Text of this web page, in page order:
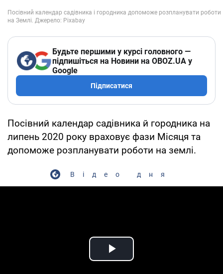
Будьте першими у курсі головного —
підпишіться на Новини на OBOZ.UA у
Google
Підписатися
Посівний календар садівника й городника на
липень 2020 року враховує фази Місяця та
допоможе розпланувати роботи на землі.
Відео дня
Play Video